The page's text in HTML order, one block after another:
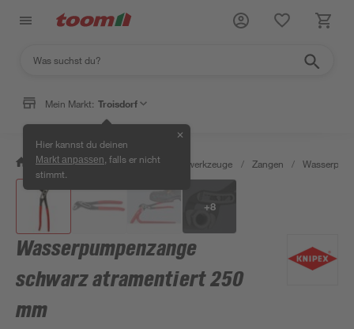
Mein Markt: Troisdorf
Hier kannst du deinen
Markt anpassen , falls er nicht
stimmt.
✕
/ Werkstatt & Maschinen / Handwerkzeuge / Zangen /
+8
Wasserpumpenzange
schwarz atramentiert 250
mm